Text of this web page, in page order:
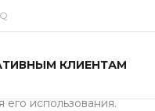
и
использования.
КЛИЕНТАМ